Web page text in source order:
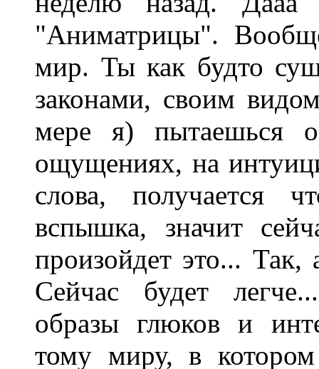
"Аниматрицы".
мир. Ты как будто
законами, своим
мере я) пытаешься
ощущениях, на
слова, получается
вспышка, значит
произойдет это...
Сейчас будет
образы глюков и
тому миру, в